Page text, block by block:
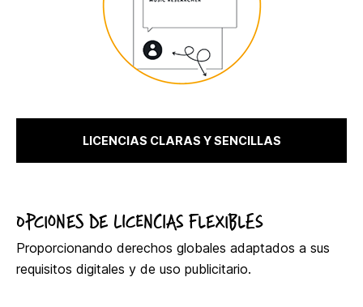
LICENCIAS CLARAS Y SENCILLAS
OPCIONES DE LICENCIAS FLEXIBLES
Proporcionando derechos globales adaptados a sus
requisitos digitales y de uso publicitario.